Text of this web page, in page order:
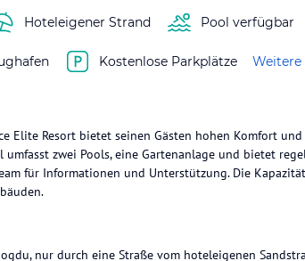
Hoteleigener Strand Pool verfügbar
Kostenlose Parkplätze
Elite Resort bietet seinen Gästen hohen Komfort
umfasst zwei Pools, eine Gartenanlage und bietet
für Informationen und Unterstützung. Die
nur durch eine Straße vom hoteleigenen